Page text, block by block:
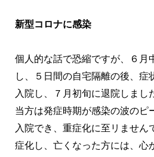
新型コロナに感染
個人的な話で恐縮ですが、６月
し、５日間の自宅隔離の後、症
入院し、７月初旬に退院しまし
当方は発症時期が感染の波のピ
入院でき、重症化に至リません
症化し、亡くなった方には、心